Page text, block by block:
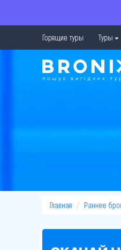
Горящие туры Туры
Главная Раннее